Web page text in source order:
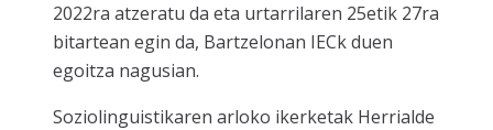
2022ra atzeratu da eta urtarrilaren 25etik 27ra
bitartean egin da, Bartzelonan IECk duen
egoitza nagusian.
Soziolinguistikaren arloko ikerketak Herrialde